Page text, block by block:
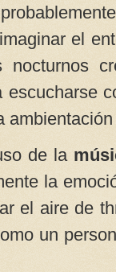
el
escucharse
de la
la
el aire de
un